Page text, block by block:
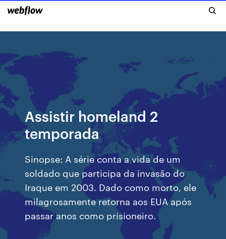
Assistir homeland 2
temporada
Sinopse: A série conta a vida de um
soldado que participa da invasão do
Iraque em 2003. Dado como morto, ele
milagrosamente retorna aos EUA após
passar anos como prisioneiro.